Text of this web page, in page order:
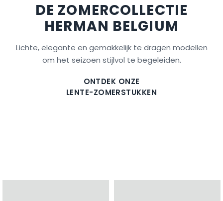
DE ZOMERCOLLECTIE
HERMAN BELGIUM
Lichte, elegante en gemakkelijk te dragen modellen
om het seizoen stijlvol te begeleiden.
ONTDEK ONZE
LENTE-ZOMERSTUKKEN